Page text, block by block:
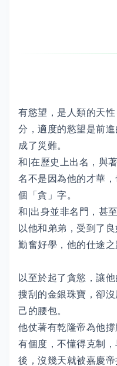
有慾望，是人類的天
分，適度的慾望是前
成了災難。
和|在歷史上出名，與
名不是因為他的才華
個「貪」字。
和|出身並非名門，甚
以他和弟弟，受到了
勤奮好學，他的仕途之
以至於起了貪慾，讓
搜刮的金銀珠寶，卻
己的腰包。
他仗著有乾隆帝為他
有個度，不懂得克制
後，沒幾天就被嘉慶帝